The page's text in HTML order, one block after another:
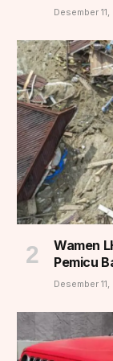
Desember
Wamen
Pemicu
Desember